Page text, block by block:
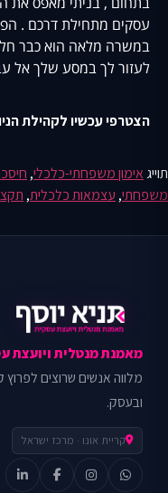
עסקים מתחילת דרכם .
במשרה מלאה הוא כבר
לעזור לך במסע שלך אל
הצטרפי עכשיו לקהילת
תוייגאימון משפחתי-כלכלי,
משפחתי, עצמאות כלכלית,
מאמנת מנטלית ויועצת
מלווה אנשים שרוצים
ובעסק.
קריית אונו · מרכז ישראל